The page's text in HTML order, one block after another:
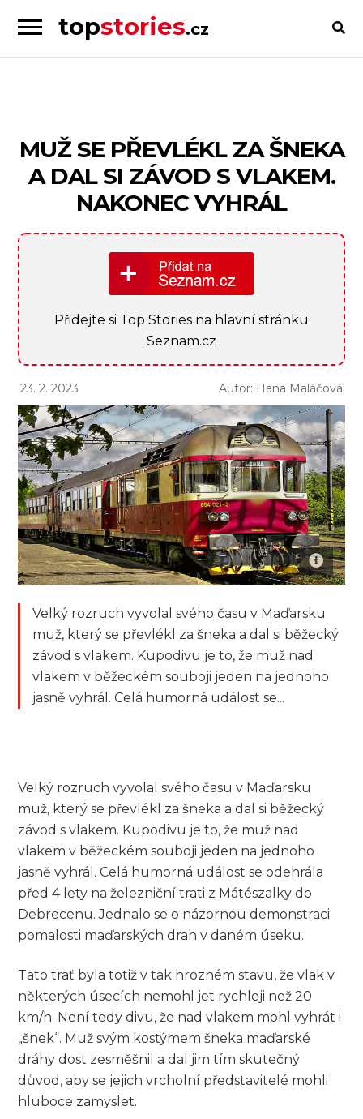
Skip
to
Skip
to
topstories.cz
lidi
MUŽ SE PŘEVLÉKL ZA ŠNEKA
A DAL SI ZÁVOD S VLAKEM.
NAKONEC VYHRÁL
Přidejte si Top Stories na hlavní stránku
Seznam.cz
23. 2. 2023 Autor: Hana Maláčová
Velký rozruch vyvolal svého času v Maďarsku
muž, který se převlékl za šneka a dal si běžecký
závod s vlakem. Kupodivu je to, že muž nad
vlakem v běžeckém souboji jeden na jednoho
jasně vyhrál. Celá humorná událost se...
Velký rozruch vyvolal svého času v Maďarsku
muž, který se převlékl za šneka a dal si běžecký
závod s vlakem. Kupodivu je to, že muž nad
vlakem v běžeckém souboji jeden na jednoho
jasně vyhrál. Celá humorná událost se odehrála
před 4 lety na železniční trati z Mátészalky do
Debrecenu. Jednalo se o názornou demonstraci
pomalosti maďarských drah v daném úseku.
Tato trať byla totiž v tak hrozném stavu, že vlak v
některých úsecích nemohl jet rychleji než 20
km/h. Není tedy divu, že nad vlakem mohl vyhrát i
„šnek“. Muž svým kostýmem šneka maďarské
dráhy dost zesměšnil a dal jim tím skutečný
důvod, aby se jejich vrcholní představitelé mohli
hluboce zamyslet.